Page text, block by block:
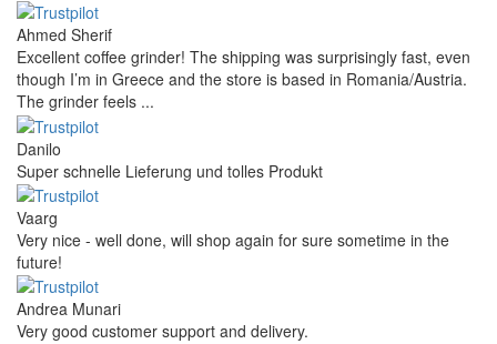
Ahmed Sherif
Excellent coffee grinder! The shipping was surprisingly fast, even
though I’m in Greece and the store is based in Romania/Austria.
The grinder feels ...
Danilo
Super schnelle Lieferung und tolles Produkt
Vaarg
Very nice - well done, will shop again for sure sometime in the
future!
Andrea Munari
Very good customer support and delivery.